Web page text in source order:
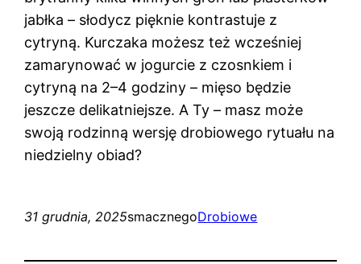
jabłka – słodycz pięknie kontrastuje z
cytryną. Kurczaka możesz też wcześniej
zamarynować w jogurcie z czosnkiem i
cytryną na 2–4 godziny – mięso będzie
jeszcze delikatniejsze. A Ty – masz może
swoją rodzinną wersję drobiowego rytuału na
niedzielny obiad?
31 grudnia, 2025smacznegoDrobiowe